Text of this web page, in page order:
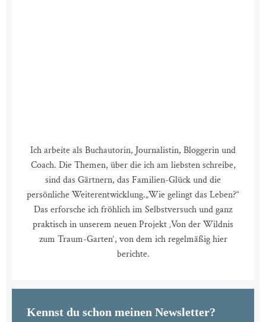
Ich arbeite als Buchautorin, Journalistin, Bloggerin und
Coach. Die Themen, über die ich am liebsten schreibe,
sind das Gärtnern, das Familien-Glück und die
persönliche Weiterentwicklung.„Wie gelingt das Leben?“
Das erforsche ich fröhlich im Selbstversuch und ganz
praktisch in unserem neuen Projekt ‚Von der Wildnis
zum Traum-Garten‘, von dem ich regelmäßig hier
berichte.
Kennst du schon meinen Newsletter?